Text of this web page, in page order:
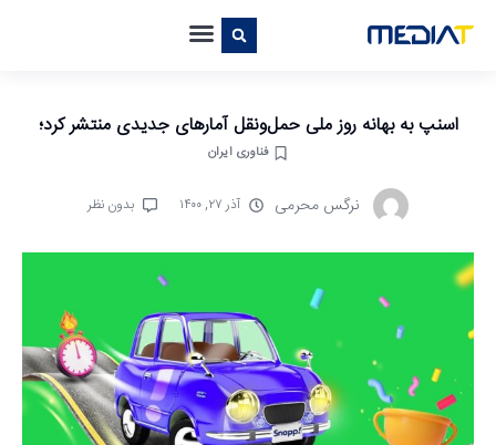
اسنپ به بهانه روز ملی حمل‌ونقل آمارهای جدیدی منتشر کرد؛
فناوری ایران
نرگس محرمی آذر ۲۷, ۱۴۰۰ بدون نظر